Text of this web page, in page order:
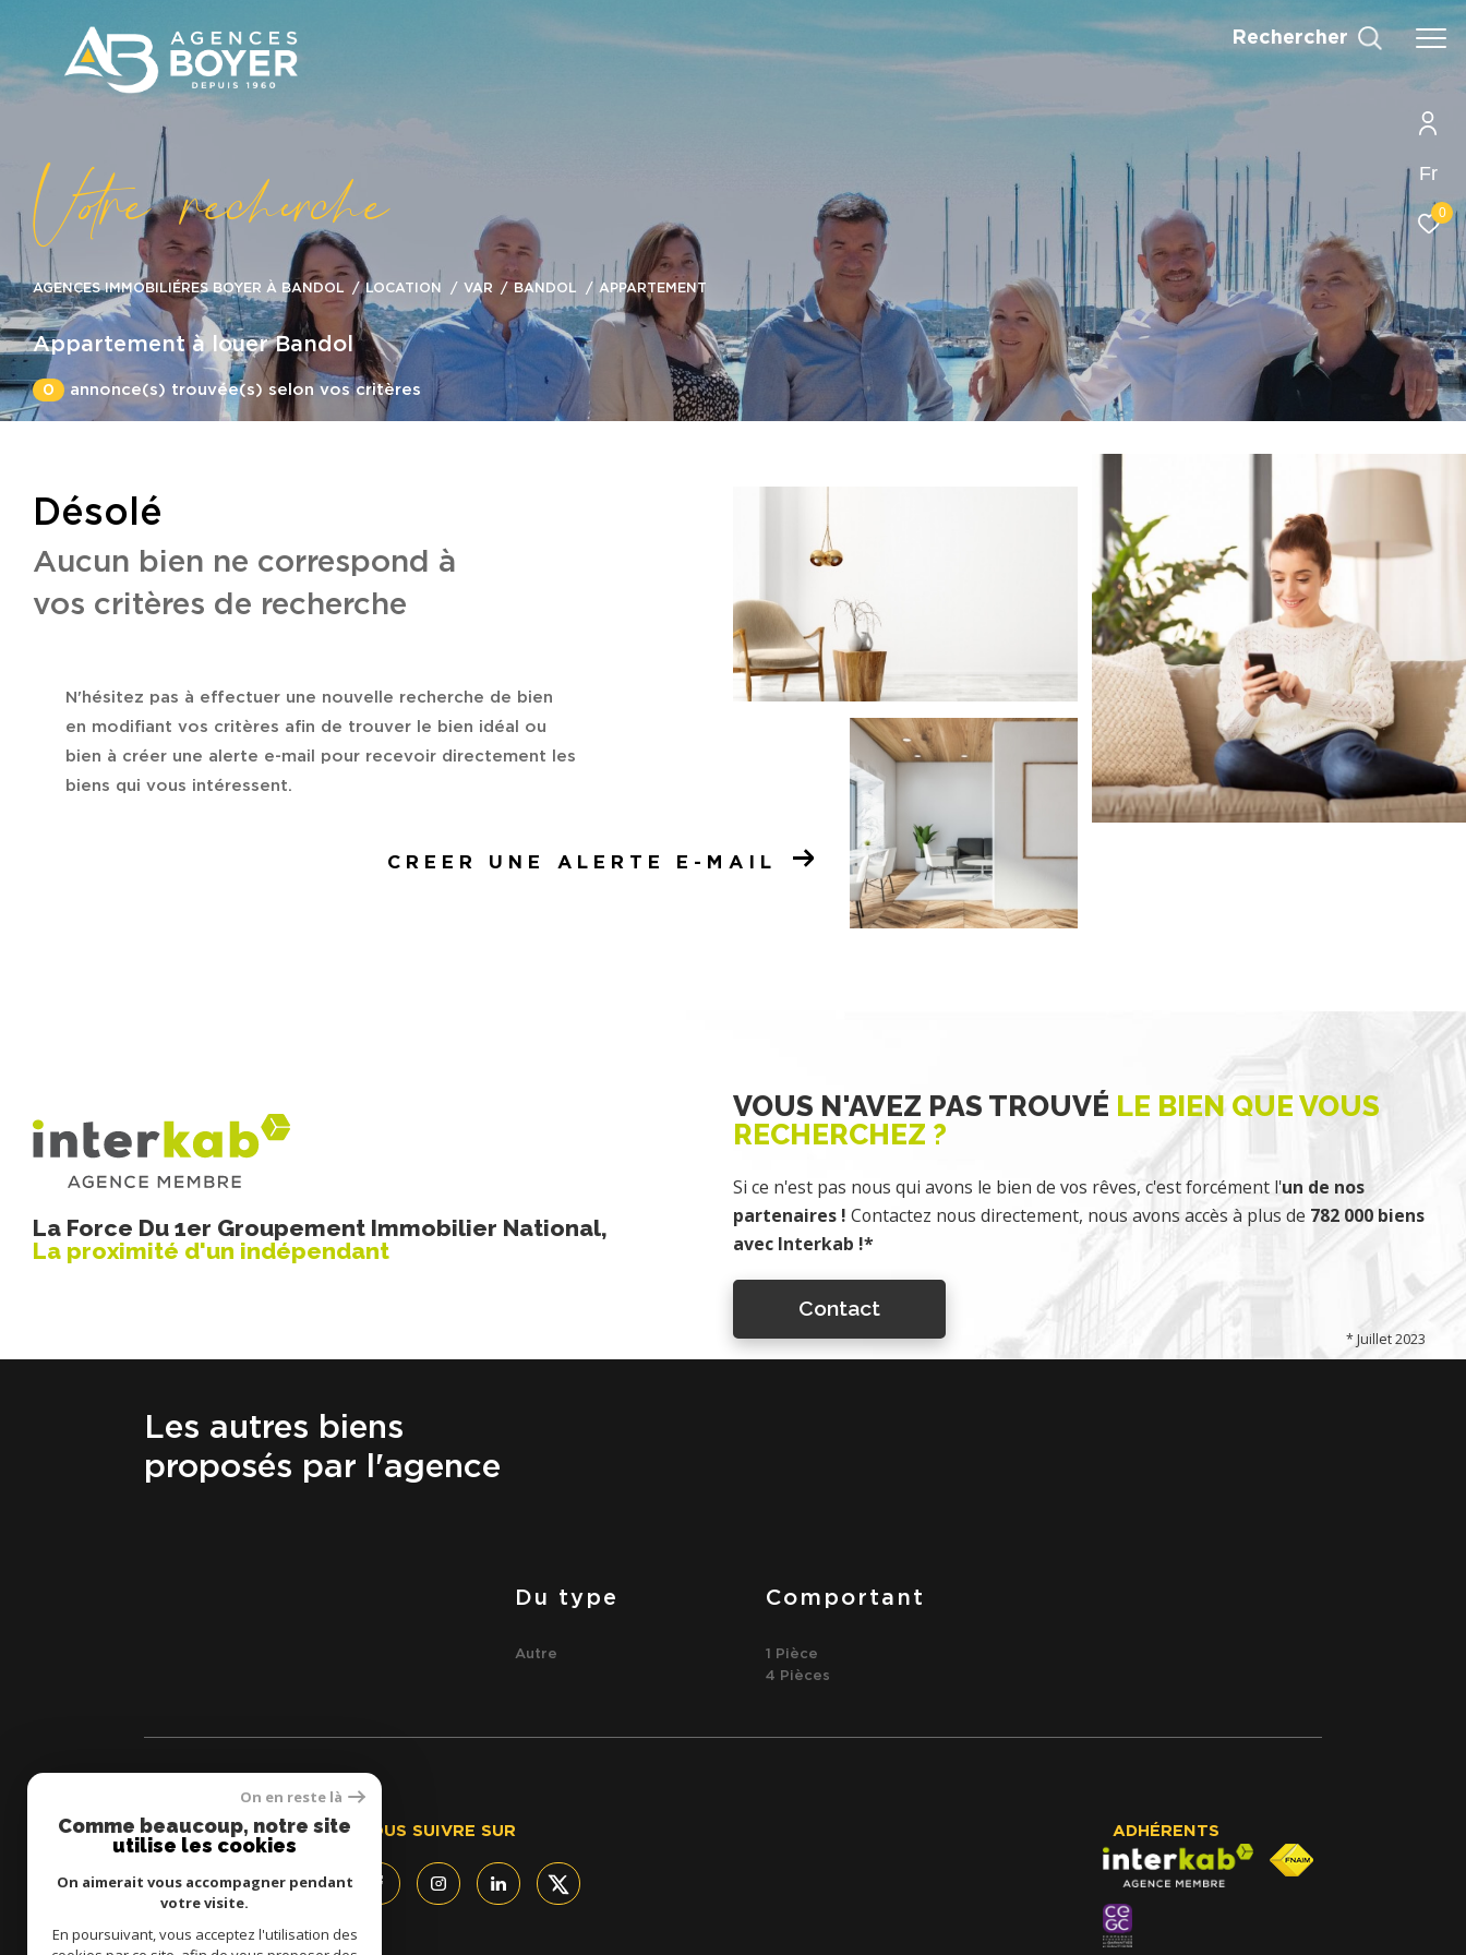
Fr
0
Rechercher
Vore recece
AGENCES IMMOBILIÉRES BOYER À BANDOL LOCATION VAR BANDOL APPARTEMENT
Appartement à louer Bandol
0 annonce(s) trouvée(s) selon vos critères
Désolé
Aucun bien ne correspond à
vos critères de recherche
N'hésitez pas à effectuer une nouvelle recherche de bien
en modifiant vos critères afin de trouver le bien idéal ou
bien à créer une alerte e-mail pour recevoir directement les
biens qui vous intéressent.
CREER UNE ALERTE E-MAIL
La Force Du 1er Groupement Immobilier National,
La proximité d'un indépendant
VOUS N'AVEZ PAS TROUVÉ LE BIEN QUE VOUS
RECHERCHEZ ?
Si ce n'est pas nous qui avons le bien de vos rêves, c'est forcément l'un de nos
partenaires ! Contactez nous directement, nous avons accès à plus de 782 000 biens
avec Interkab !*
Contact
* Juillet 2023
Les autres biens
proposés par l'agence
Du type
Autre
Comportant
1 Pièce
4 Pièces
AGENCES BOYER
04 94 29 52 27
contact@lesagencesboyer.fr
6, rue Pierre Toesca
NOUS SUIVRE SUR ADHÉRENTS
On en reste là
Comme beaucoup, notre site
utilise les cookies
On aimerait vous accompagner pendant
votre visite.
En poursuivant, vous acceptez l'utilisation des